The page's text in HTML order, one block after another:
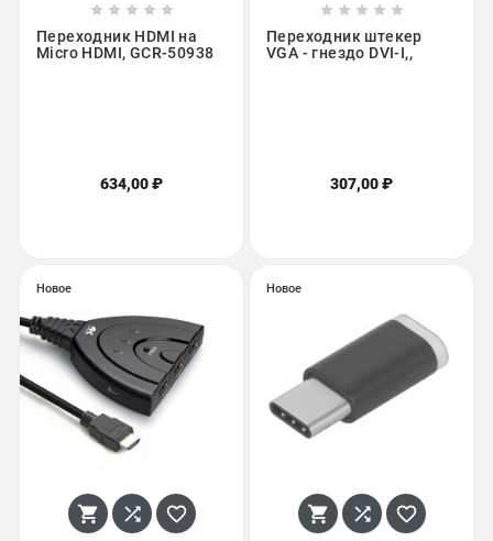
    
Переходник HDMI на
Micro HDMI, GCR-50938
634,00 ₽
    
Переходник штекер
VGA - гнездо DVI-I,,
307,00 ₽
Новое
  
Новое
  